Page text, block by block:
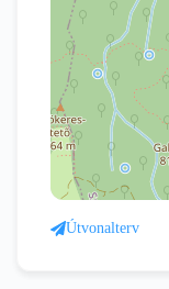
Útvonalterv